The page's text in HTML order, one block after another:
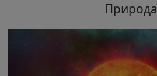
Природа